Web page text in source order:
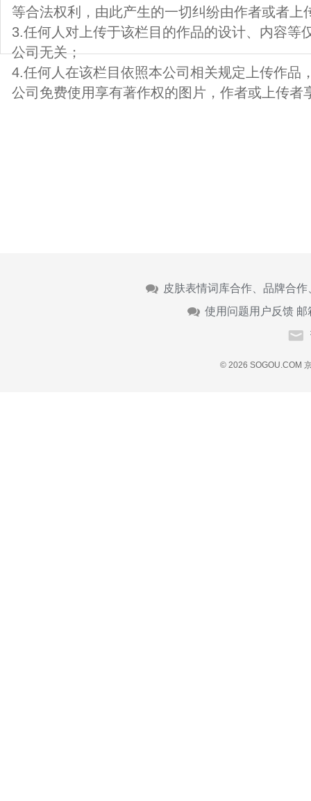
等合法权利，由此产生的一切纠纷由作者或者上
3.任何人对上传于该栏目的作品的设计、内容等
公司无关；
4.任何人在该栏目依照本公司相关规定上传作品
公司免费使用享有著作权的图片，作者或上传者
皮肤表情词库合作、品牌合
使用问题用户反馈 邮
© 2026 SOGOU.COM